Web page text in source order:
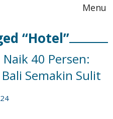
Menu
“Hotel”
40 Persen:
Semakin Sulit